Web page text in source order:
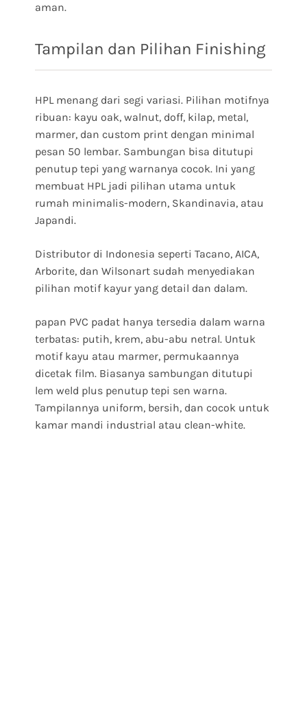
aman.
Tampilan dan Pilihan Finishing
HPL menang dari segi variasi. Pilihan motifnya
ribuan: kayu oak, walnut, doff, kilap, metal,
marmer, dan custom print dengan minimal
pesan 50 lembar. Sambungan bisa ditutupi
penutup tepi yang warnanya cocok. Ini yang
membuat HPL jadi pilihan utama untuk
rumah minimalis-modern, Skandinavia, atau
Japandi.
Distributor di Indonesia seperti Tacano, AICA,
Arborite, dan Wilsonart sudah menyediakan
pilihan motif kayur yang detail dan dalam.
papan PVC padat hanya tersedia dalam warna
terbatas: putih, krem, abu-abu netral. Untuk
motif kayu atau marmer, permukaannya
dicetak film. Biasanya sambungan ditutupi
lem weld plus penutup tepi sen warna.
Tampilannya uniform, bersih, dan cocok untuk
kamar mandi industrial atau clean-white.